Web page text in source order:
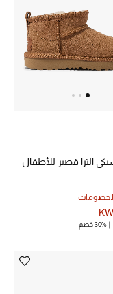
الترا قصير للأطفال
30% خصم